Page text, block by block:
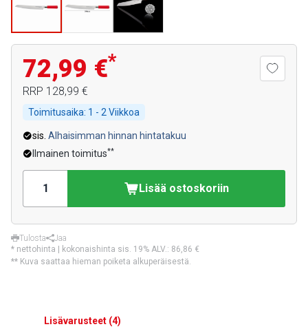
72,99 €*
RRP 128,99 €
Toimitusaika: 1 - 2 Viikkoa
sis. Alhaisimman hinnan hintatakuu
Ilmainen toimitus**
Lisää ostoskoriin
Tulosta
Jaa
* nettohinta | kokonaishinta sis. 19% ALV.: 86,86 €
** Kuva saattaa hieman poiketa alkuperäisestä.
Lisävarusteet (4)